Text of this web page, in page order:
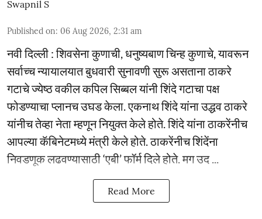
Swapnil S
Published on: 06 Aug 2026, 2:31 am
नवी दिल्ली : शिवसेना कुणाची, धनुष्यबाण चिन्ह कुणाचे, यावरून
सर्वाच्च न्यायालयात बुधवारी सुनावणी सुरू असताना ठाकरे
गटाचे ज्येष्ठ वकील कपिल सिब्बल यांनी शिंदे गटाचा पक्ष
फोडण्याचा प्लानच उघड केला. एकनाथ शिंदे यांना उद्धव ठाकरे
यांनीच तेव्हा नेता म्हणून नियुक्त केले होते. शिंदे यांना ठाकरेंनीच
आपल्या कॅबिनेटमध्ये मंत्री केले होते. ठाकरेंनीच शिंदेंना
निवडणूक लढवण्यासाठी ‘एबी’ फॉर्म दिले होते. मग उद ...
Read More